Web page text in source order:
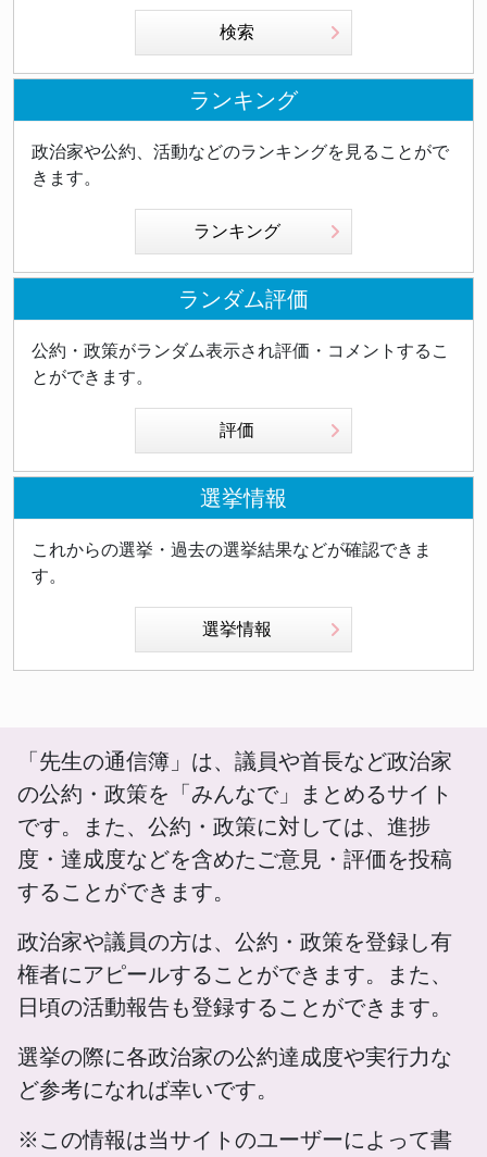
検索
ランキング
政治家や公約、活動などのランキングを見ることがで
きます。
ランキング
ランダム評価
公約・政策がランダム表示され評価・コメントするこ
とができます。
評価
選挙情報
これからの選挙・過去の選挙結果などが確認できま
す。
選挙情報
「先生の通信簿」は、議員や首長など政治家
の公約・政策を「みんなで」まとめるサイト
です。また、公約・政策に対しては、進捗
度・達成度などを含めたご意見・評価を投稿
することができます。
政治家や議員の方は、公約・政策を登録し有
権者にアピールすることができます。また、
日頃の活動報告も登録することができます。
選挙の際に各政治家の公約達成度や実行力な
ど参考になれば幸いです。
※この情報は当サイトのユーザーによって書